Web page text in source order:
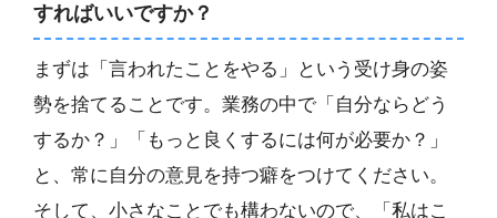
すればいいですか？
まずは「言われたことをやる」という受け身の姿
勢を捨てることです。業務の中で「自分ならどう
するか？」「もっと良くするには何が必要か？」
と、常に自分の意見を持つ癖をつけてください。
そして、小さなことでも構わないので、「私はこ